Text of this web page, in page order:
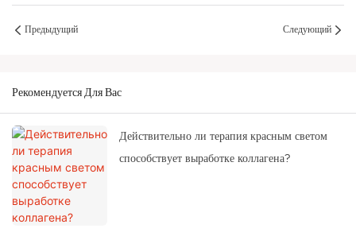
Предыдущий Следующий
Рекомендуется Для Вас
Действительно ли терапия красным светом
способствует выработке коллагена?